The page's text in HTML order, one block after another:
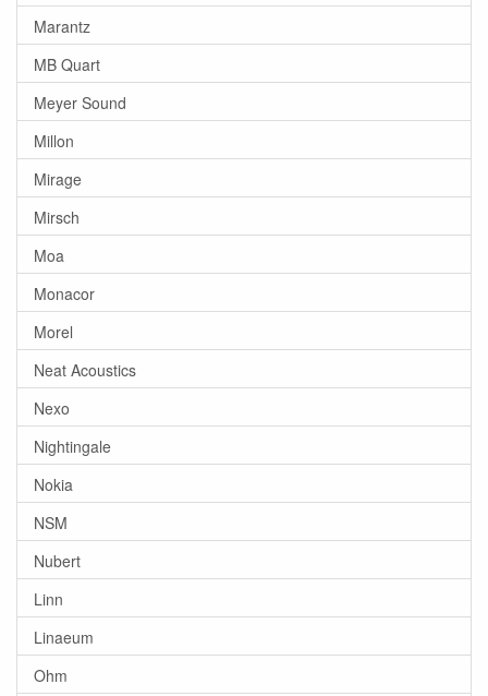
Marantz
MB Quart
Meyer Sound
Millon
Mirage
Mirsch
Moa
Monacor
Morel
Neat Acoustics
Nexo
Nightingale
Nokia
NSM
Nubert
Linn
Linaeum
Ohm